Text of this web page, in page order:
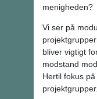
menigheden?
Vi ser på
bliver vigtigt
modstand
Hertil fokus
projektgrupper.